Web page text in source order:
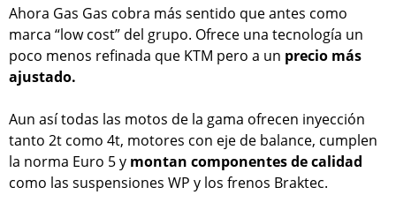
Ahora Gas Gas cobra más sentido que antes como
marca “low cost” del grupo. Ofrece una tecnología un
poco menos refinada que KTM pero a un precio más
ajustado.
Aun así todas las motos de la gama ofrecen inyección
tanto 2t como 4t, motores con eje de balance, cumplen
la norma Euro 5 y montan componentes de calidad
como las suspensiones WP y los frenos Braktec.